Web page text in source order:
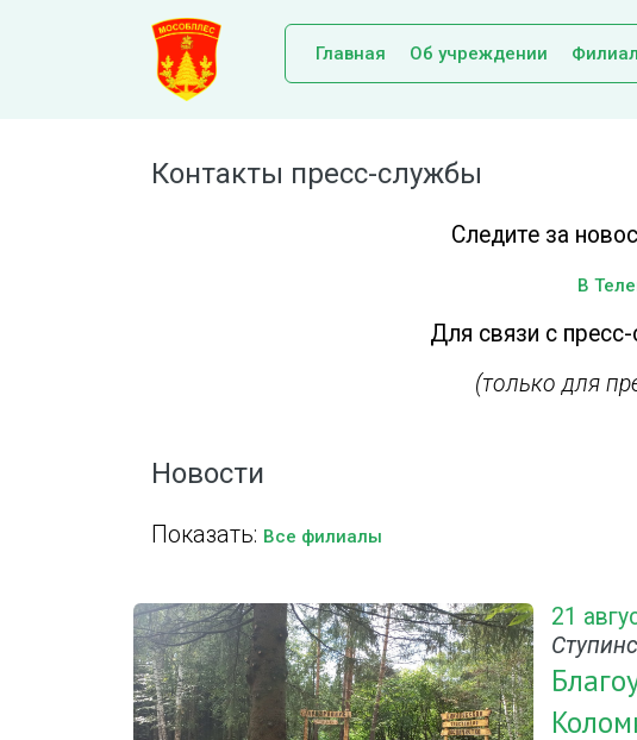
Главная Об учреждении
Контакты пресс-службы
Следите за
В
Для связи с
(только для
Новости
Показать: Все филиалы
21